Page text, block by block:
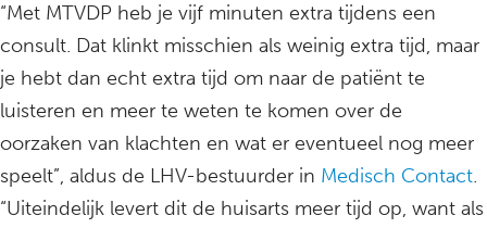
“Met MTVDP heb je vijf minuten extra tijdens een
consult. Dat klinkt misschien als weinig extra tijd, maar
je hebt dan echt extra tijd om naar de patiënt te
luisteren en meer te weten te komen over de
oorzaken van klachten en wat er eventueel nog meer
speelt”, aldus de LHV-bestuurder in Medisch Contact.
“Uiteindelijk levert dit de huisarts meer tijd op, want als